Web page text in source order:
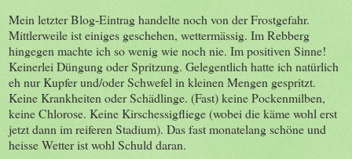
Mein letzter Blog-Eintrag handelte noch von der Frostgefahr.
Mittlerweile ist einiges geschehen, wettermässig. Im Rebberg
hingegen machte ich so wenig wie noch nie. Im positiven Sinne!
Keinerlei Düngung oder Spritzung. Gelegentlich hatte ich natürlich
eh nur Kupfer und/oder Schwefel in kleinen Mengen gespritzt.
Keine Krankheiten oder Schädlinge. (Fast) keine Pockenmilben,
keine Chlorose. Keine Kirschessigfliege (wobei die käme wohl erst
jetzt dann im reiferen Stadium). Das fast monatelang schöne und
heisse Wetter ist wohl Schuld daran.